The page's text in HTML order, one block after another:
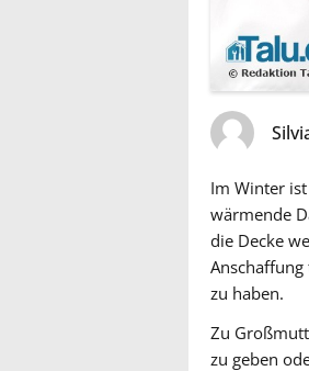
Im Winter
wärmende
die Decke
zu haben.
Zu
zu geben